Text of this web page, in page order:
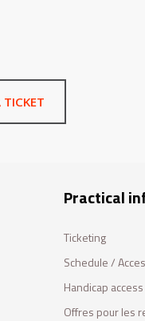
TICKET
Practical
Ticketing
Schedule /
Handicap access
Offres pour les